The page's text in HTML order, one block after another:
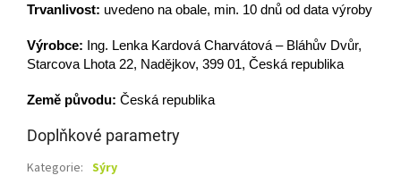
Trvanlivost: uvedeno na obale, min. 10 dnů od data výroby
Výrobce:
Ing. Lenka Kardová Charvátová – Bláhův Dvůr,
Starcova Lhota 22, Nadějkov, 399 01, Česká republika
Země původu: Česká republika
Doplňkové parametry
Kategorie: Sýry